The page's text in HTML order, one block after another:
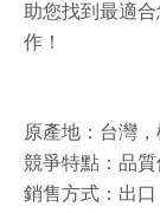
助您找到最適
作！
原產地：台灣
競爭特點：品
銷售方式：出